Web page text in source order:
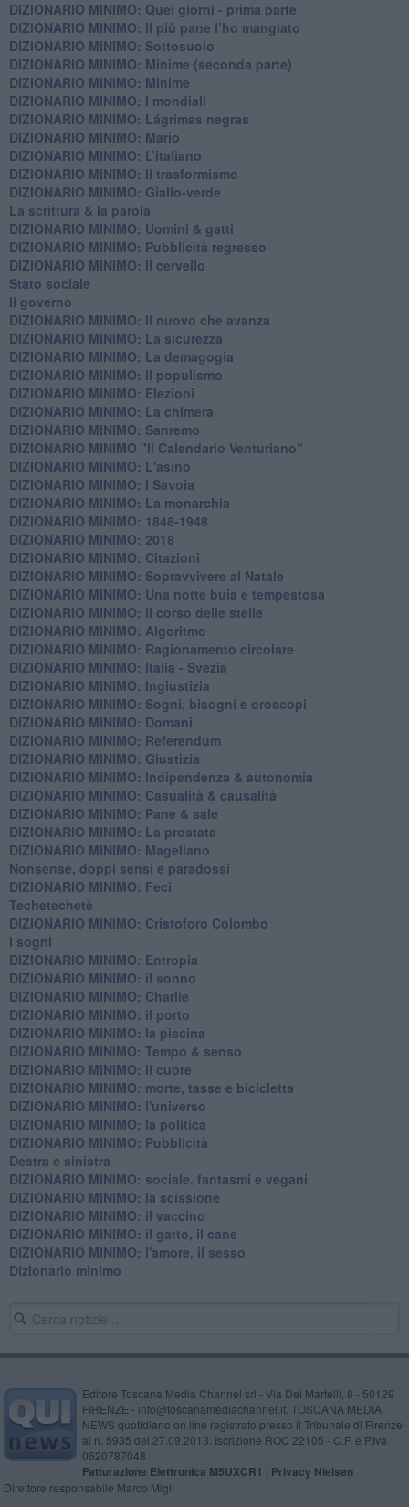
DIZIONARIO MINIMO: Quei giorni - prima parte
DIZIONARIO MINIMO: Il più pane l’ho mangiato
DIZIONARIO MINIMO: Sottosuolo
DIZIONARIO MINIMO: Minime (seconda parte)
DIZIONARIO MINIMO: Minime
DIZIONARIO MINIMO: ​I mondiali
DIZIONARIO MINIMO: ​Lágrimas negras
DIZIONARIO MINIMO: Mario
DIZIONARIO MINIMO: L’italiano
DIZIONARIO MINIMO: Il trasformismo
DIZIONARIO MINIMO: Giallo-verde
La scrittura & la parola
​DIZIONARIO MINIMO: Uomini & gatti
DIZIONARIO MINIMO: ​Pubblicità regresso
DIZIONARIO MINIMO: Il cervello
Stato sociale
Il governo
DIZIONARIO MINIMO: Il nuovo che avanza
DIZIONARIO MINIMO: La sicurezza
DIZIONARIO MINIMO: La demagogia
DIZIONARIO MINIMO: Il populismo
DIZIONARIO MINIMO: Elezioni
DIZIONARIO MINIMO: La chimera
DIZIONARIO MINIMO: Sanremo
DIZIONARIO MINIMO "Il Calendario Venturiano"
DIZIONARIO MINIMO: L'asino
DIZIONARIO MINIMO: I Savoia
DIZIONARIO MINIMO: La monarchia
DIZIONARIO MINIMO: 1848-1948
DIZIONARIO MINIMO: 2018
DIZIONARIO MINIMO: Citazioni
DIZIONARIO MINIMO: ​Sopravvivere al Natale
DIZIONARIO MINIMO: ​Una notte buia e tempestosa
DIZIONARIO MINIMO: Il corso delle stelle
DIZIONARIO MINIMO: Algoritmo
DIZIONARIO MINIMO: Ragionamento circolare
DIZIONARIO MINIMO: Italia - Svezia
DIZIONARIO MINIMO: ​Ingiustizia
DIZIONARIO MINIMO: ​Sogni, bisogni e oroscopi
DIZIONARIO MINIMO: Domani
DIZIONARIO MINIMO: Referendum
DIZIONARIO MINIMO: Giustizia
DIZIONARIO MINIMO: ​Indipendenza & autonomia
DIZIONARIO MINIMO: ​Casualità & causalità
​DIZIONARIO MINIMO: Pane & sale
DIZIONARIO MINIMO: La prostata
​DIZIONARIO MINIMO: Magellano
Nonsense, doppi sensi e paradossi
DIZIONARIO MINIMO: Feci
Techetechetè
DIZIONARIO MINIMO: Cristoforo Colombo
I sogni
DIZIONARIO MINIMO: Entropia
DIZIONARIO MINIMO: il sonno
DIZIONARIO MINIMO: Charlie
DIZIONARIO MINIMO: il porto
DIZIONARIO MINIMO: la piscina
DIZIONARIO MINIMO: Tempo & senso
DIZIONARIO MINIMO: il cuore
DIZIONARIO MINIMO: morte, tasse e bicicletta
DIZIONARIO MINIMO: l'universo
DIZIONARIO MINIMO: la politica
DIZIONARIO MINIMO: Pubblicità
Destra e sinistra
DIZIONARIO MINIMO: sociale, fantasmi e vegani
DIZIONARIO MINIMO: la scissione
DIZIONARIO MINIMO: il vaccino
DIZIONARIO MINIMO: il gatto, il cane
DIZIONARIO MINIMO: l'amore, il sesso
Dizionario minimo
Editore Toscana Media Channel srl - Via Dei Martelli, 8 - 50129
FIRENZE - info@toscanamediachannel.it. TOSCANA MEDIA
NEWS quotidiano on line registrato presso il Tribunale di Firenze
al n. 5935 del 27.09.2013. Iscrizione ROC 22105 - C.F. e P.Iva
0620787048
Fatturazione Elettronica M5UXCR1 | Privacy Nielsen
Direttore responsabile Marco Migli